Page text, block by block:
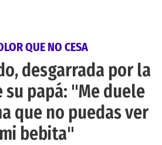
QUE NO CESA
desgarrada por la
su papá: "Me duele
que no puedas ver
bebita"